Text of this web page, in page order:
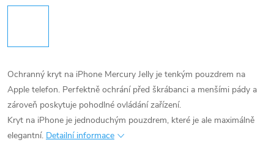
Ochranný kryt na iPhone Mercury Jelly je tenkým pouzdrem na
Apple telefon. Perfektně ochrání před škrábanci a menšími pády a
zároveň poskytuje pohodlné ovládání zařízení.
Kryt na iPhone je jednoduchým pouzdrem, které je ale maximálně
elegantní. Detailní informace